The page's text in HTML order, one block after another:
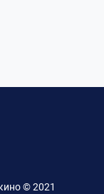
© 2021